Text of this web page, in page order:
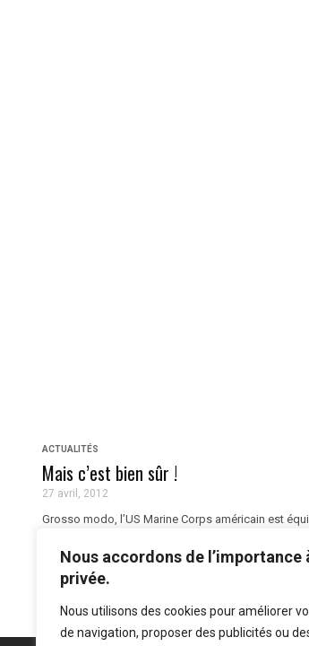
Nous accordons de l’importance
privée.
Nous utilisons des cookies pour améliorer
de navigation, proposer des publicités ou
ACTUALITÉS
Mais c’est bien sûr !
27 avril, 2012
Grosso modo, l’US Marine Corps américain est
approximative permet de mieux apprécier le défi